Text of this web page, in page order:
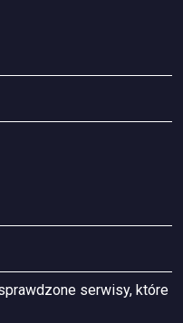
serwisy, które